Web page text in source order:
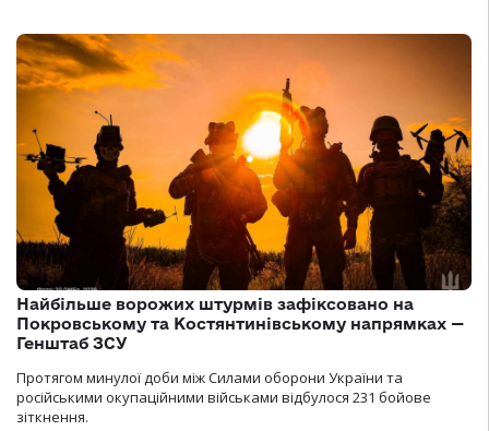
Найбільше ворожих штурмів зафіксовано на
Покровському та Костянтинівському напрямках —
Генштаб ЗСУ
Протягом минулої доби між Силами оборони України та
російськими окупаційними військами відбулося 231 бойове
зіткнення.